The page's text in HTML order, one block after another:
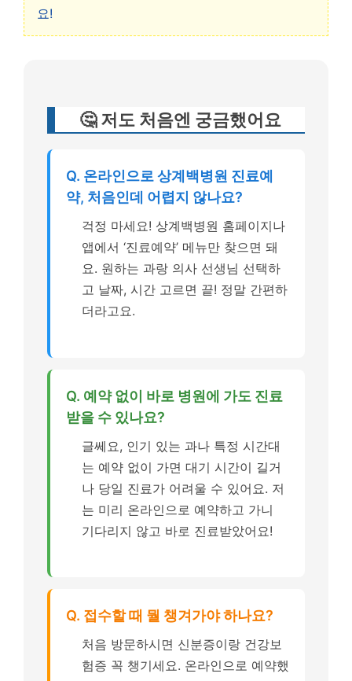
요!
🤔 저도 처음엔 궁금했어요
Q. 온라인으로 상계백병원 진료예
약, 처음인데 어렵지 않나요?
걱정 마세요! 상계백병원 홈페이지나
앱에서 ‘진료예약’ 메뉴만 찾으면 돼
요. 원하는 과랑 의사 선생님 선택하
고 날짜, 시간 고르면 끝! 정말 간편하
더라고요.
Q. 예약 없이 바로 병원에 가도 진료
받을 수 있나요?
글쎄요, 인기 있는 과나 특정 시간대
는 예약 없이 가면 대기 시간이 길거
나 당일 진료가 어려울 수 있어요. 저
는 미리 온라인으로 예약하고 가니
기다리지 않고 바로 진료받았어요!
Q. 접수할 때 뭘 챙겨가야 하나요?
처음 방문하시면 신분증이랑 건강보
험증 꼭 챙기세요. 온라인으로 예약했